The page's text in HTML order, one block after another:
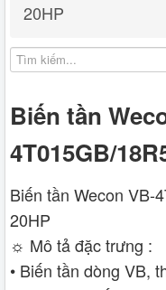
Giỏ hàng
Hướng dẫn
20HP
Biến tần
4T015GB/
Biến tần Wecon VB-
20HP
☼ Mô tả đặc trưng :
• Biến tần dòng VB,